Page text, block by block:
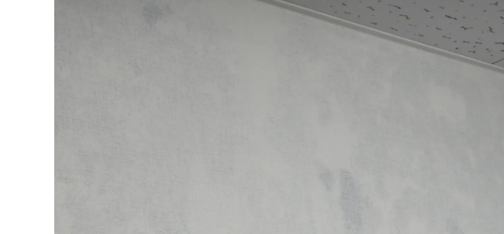
押入れ・収納・クローゼットのカビ